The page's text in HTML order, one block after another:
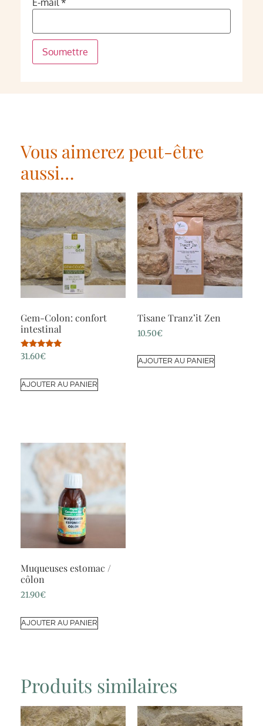
E-mail*
Vous aimerez peut-être
aussi…
Gem-Colon: confort
intestinal
Note
5.00
31.60€
AJOUTER AU PANIER
Tisane Tranz’it Zen
10.50€
AJOUTER AU PANIER
Muqueuses estomac /
côlon
21.90€
AJOUTER AU PANIER
Produits similaires